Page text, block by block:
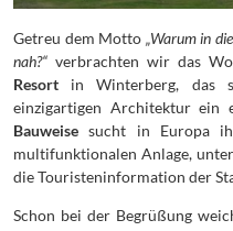
Getreu dem Motto „Warum in
nah?“ verbrachten wir das
Resort in Winterberg, das
einzigartigen Architektur ein
Bauweise sucht in Europa
multifunktionalen Anlage,
die Touristeninformation der
Schon bei der Begrüßung